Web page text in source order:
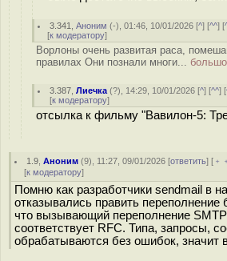
3.341 ,Аноним (-), 01:46, 10/01/2026 [^] [^^] [
[к модератору]
Ворлоны очень развитая раса,
правилах Они познали многи...
3.387 ,Лиечка (?), 14:29, 10/01/2026 [^] [^^] [
[к модератору]
отсылка к фильму "Вавилон-5:
1.9 ,Аноним (9), 11:27, 09/01/2026 [ответить] [
[к модератору]
Помню как разработчики sendmail в
отказывались править
что вызывающий переполнение
соответствует RFC. Типа, запросы,
обрабатываются без ошибок, значит